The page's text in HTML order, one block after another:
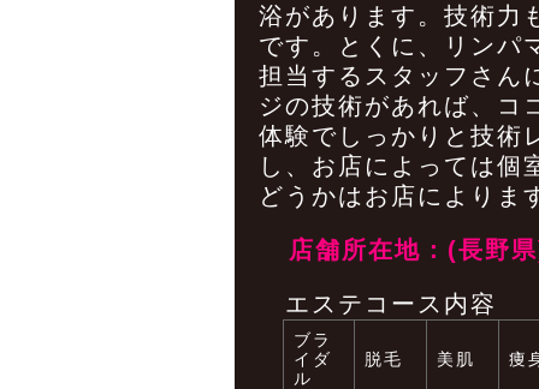
浴があります。技術力
です。とくに、リンパ
担当するスタッフさん
ジの技術があれば、コ
体験でしっかりと技術
し、お店によっては個
どうかはお店によりま
店舗所在地：(長野
エステコース内容
ブラ
イダ
ル
脱毛 美肌 痩